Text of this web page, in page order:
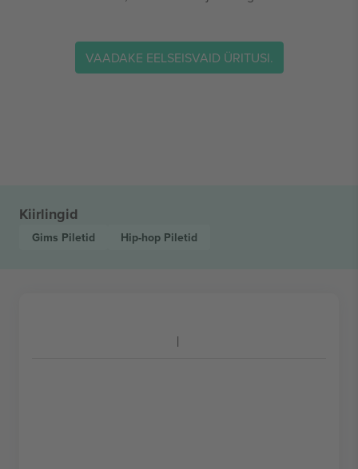
VAADAKE EELSEISVAID ÜRITUSI.
Kiirlingid
Gims Piletid Hip-hop Piletid